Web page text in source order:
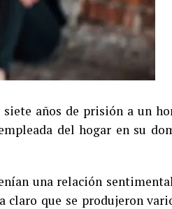
años de prisión a un
del hogar en su
una relación
claro que se produjeron